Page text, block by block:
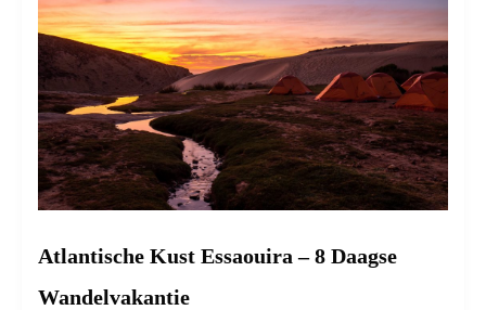
Atlantische Kust Essaouira – 8 Daagse
Wandelvakantie